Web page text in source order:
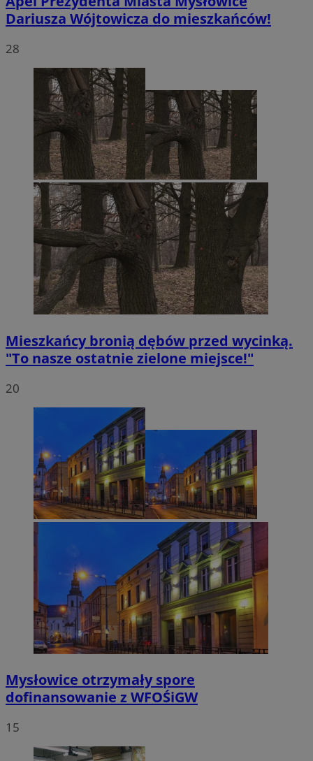
Dariusza Wójtowicza do mieszkańców!
28
Mieszkańcy bronią dębów przed wycinką.
"To nasze ostatnie zielone miejsce!"
20
Mysłowice otrzymały spore
dofinansowanie z WFOŚiGW
15